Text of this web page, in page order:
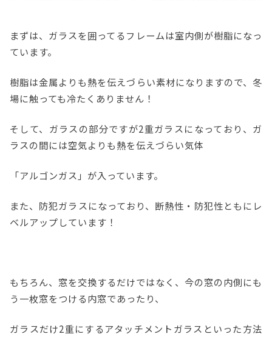
まずは、ガラスを囲ってるフレームは室内側が樹脂になっ
ています。
樹脂は金属よりも熱を伝えづらい素材になりますので、冬
場に触っても冷たくありません！
そして、ガラスの部分ですが2重ガラスになっており、ガ
ラスの間には空気よりも熱を伝えづらい気体
「アルゴンガス」が入っています。
また、防犯ガラスになっており、断熱性・防犯性ともにレ
ベルアップしています！
もちろん、窓を交換するだけではなく、今の窓の内側にも
う一枚窓をつける内窓であったり、
ガラスだけ2重にするアタッチメントガラスといった方法